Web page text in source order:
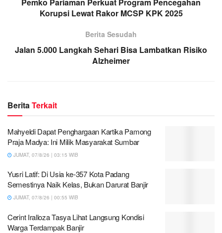
Korupsi Lewat Rakor MCSP KPK 2025
Berita Sesudah
Jalan 5.000 Langkah Sehari Bisa Lambatkan Risiko
Alzheimer
BeritaTerkait
Mahyeldi Dapat Penghargaan Kartika Pamong
Praja Madya: Ini Milik Masyarakat Sumbar
JUMAT, 07/8/26 | 03:15 WIB
Yusri Latif: Di Usia ke-357 Kota Padang
Semestinya Naik Kelas, Bukan Darurat Banjir
JUMAT, 07/8/26 | 00:55 WIB
Cerint Iralloza Tasya Lihat Langsung Kondisi
Warga Terdampak Banjir